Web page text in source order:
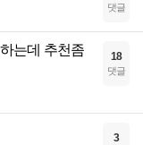
댓글
는데 추천좀
18
댓글
3